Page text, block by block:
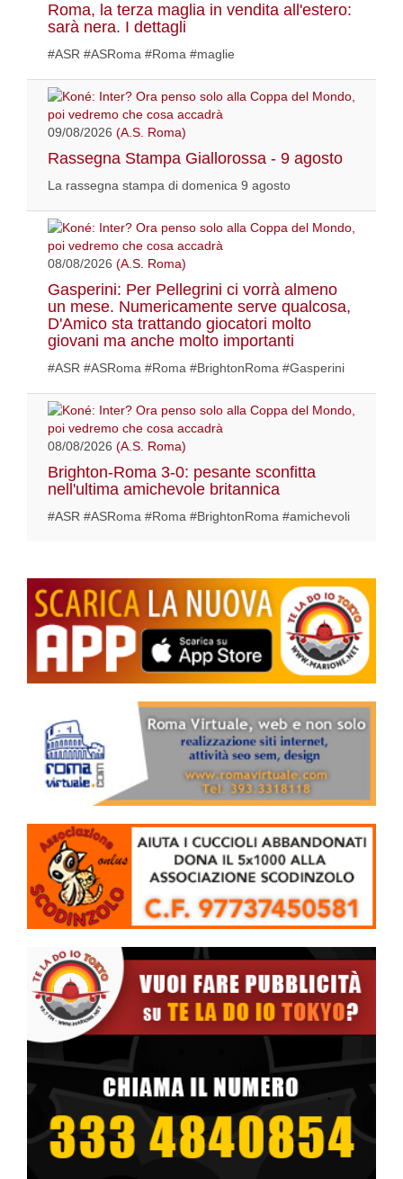
Roma, la terza maglia in vendita all'estero:
sarà nera. I dettagli
#ASR #ASRoma #Roma #maglie
09/08/2026 (A.S. Roma)
Rassegna Stampa Giallorossa - 9 agosto
La rassegna stampa di domenica 9 agosto
08/08/2026 (A.S. Roma)
Gasperini: Per Pellegrini ci vorrà almeno
un mese. Numericamente serve qualcosa,
D'Amico sta trattando giocatori molto
giovani ma anche molto importanti
#ASR #ASRoma #Roma #BrightonRoma #Gasperini
08/08/2026 (A.S. Roma)
Brighton-Roma 3-0: pesante sconfitta
nell'ultima amichevole britannica
#ASR #ASRoma #Roma #BrightonRoma #amichevoli